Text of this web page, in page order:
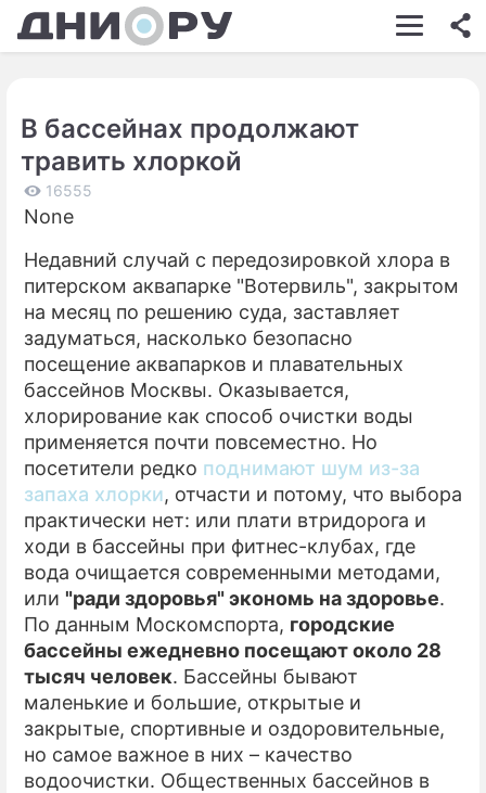
ШОУ-БИЗНЕС
КИНО
ЭКОНОМИКА
ПРОИСШЕСТВИЯ
СТИЛЬ ЖИЗНИ
СЕРИАЛЫ
ИГРЫ
ПРЕСС-РЕЛИЗЫ
О ПРОЕКТЕ
В бассейнах продолжают
травить хлоркой
16555
None
Недавний случай с передозировкой хлора в
питерском аквапарке "Вотервиль", закрытом
на месяц по решению суда, заставляет
задуматься, насколько безопасно
посещение аквапарков и плавательных
бассейнов Москвы. Оказывается,
хлорирование как способ очистки воды
применяется почти повсеместно. Но
посетители редко поднимают шум из-за
запаха хлорки, отчасти и потому, что выбора
практически нет: или плати втридорога и
ходи в бассейны при фитнес-клубах, где
вода очищается современными методами,
или "ради здоровья" экономь на здоровье.
По данным Москомспорта, городские
бассейны ежедневно посещают около 28
тысяч человек. Бассейны бывают
маленькие и большие, открытые и
закрытые, спортивные и оздоровительные,
но самое важное в них – качество
водоочистки. Общественных бассейнов в